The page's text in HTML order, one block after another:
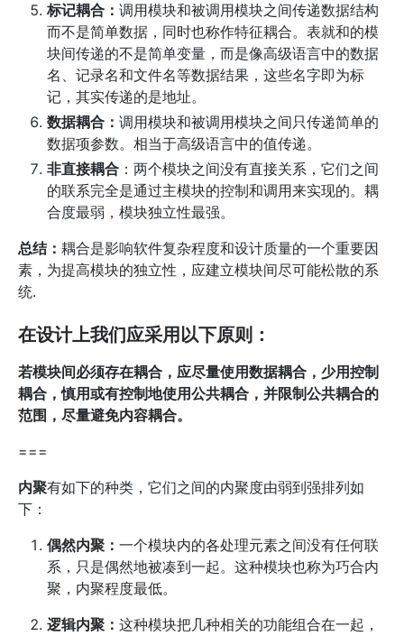
标记耦合： 调用模块和被调用模块之间传递数据结构
而不是简单数据，同时也称作特征耦合。表就和的模
块间传递的不是简单变量，而是像高级语言中的数据
名、记录名和文件名等数据结果，这些名字即为标
记，其实传递的是地址。
数据耦合： 调用模块和被调用模块之间只传递简单的
数据项参数。相当于高级语言中的值传递。
非直接耦合 ：两个模块之间没有直接关系，它们之间
的联系完全是通过主模块的控制和调用来实现的。耦
合度最弱，模块独立性最强。
总结： 耦合是影响软件复杂程度和设计质量的一个重要因
素，为提高模块的独立性，应建立模块间尽可能松散的系
统.
在设计上我们应采用以下原则：
若模块间必须存在耦合，应尽量使用数据耦合，少用控制
耦合，慎用或有控制地使用公共耦合，并限制公共耦合的
范围，尽量避免内容耦合。
===
内聚有如下的种类，它们之间的内聚度由弱到强排列如
下：
偶然内聚： 一个模块内的各处理元素之间没有任何联
系，只是偶然地被凑到一起。这种模块也称为巧合内
聚，内聚程度最低。
逻辑内聚： 这种模块把几种相关的功能组合在一起，